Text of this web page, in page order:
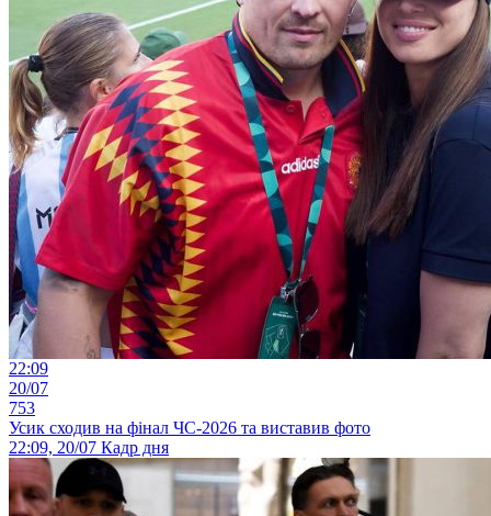
22:09
20/07
753
Усик сходив на фінал ЧС-2026 та виставив фото
22:09, 20/07 Кадр дня